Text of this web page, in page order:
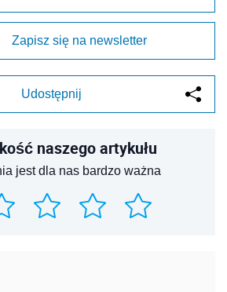
Zapisz się na newsletter
Udostępnij
naszego artykułu
jest dla nas bardzo ważna